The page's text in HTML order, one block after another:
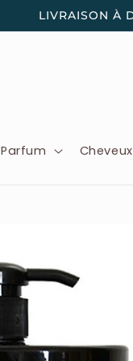
LIVRAISON À
Parfum Cheveux